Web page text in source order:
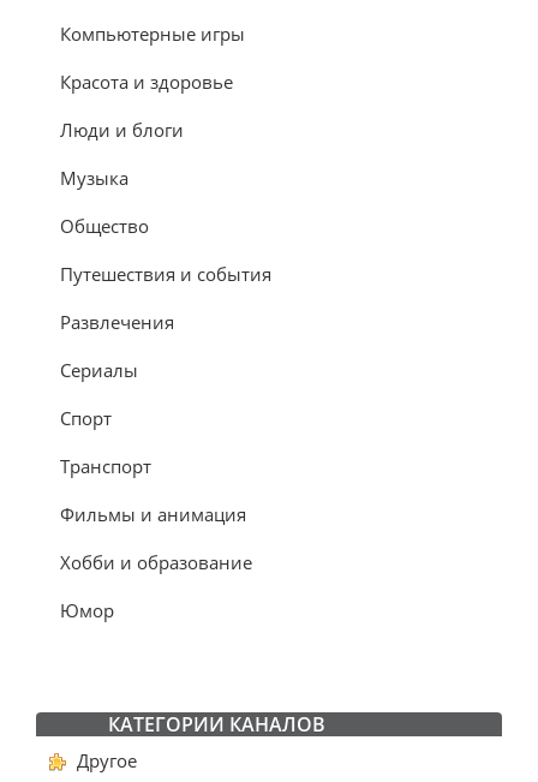
Компьютерные игры
Красота и здоровье
Люди и блоги
Музыка
Общество
Путешествия и события
Развлечения
Сериалы
Спорт
Транспорт
Фильмы и анимация
Хобби и образование
Юмор
КАТЕГОРИИ КАНАЛОВ
Другое